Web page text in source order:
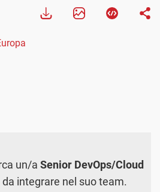
un/a Senior DevOps/Cloud
da integrare nel suo team.